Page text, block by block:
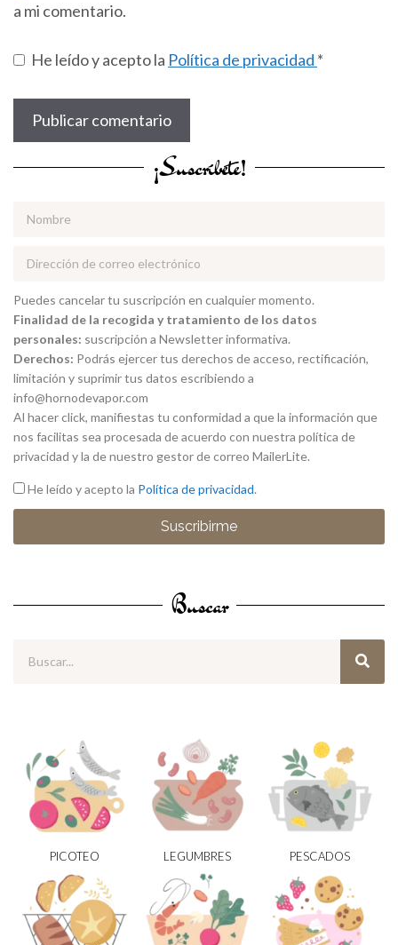
a mi comentario.
He leído y acepto la Política de privacidad *
¡Suscríbete!
Puedes cancelar tu suscripción en cualquier momento.
Finalidad de la recogida y tratamiento de los datos
personales: suscripción a Newsletter informativa.
Derechos: Podrás ejercer tus derechos de acceso, rectificación,
limitación y suprimir tus datos escribiendo a
info@hornodevapor.com
Al hacer click, manifiestas tu conformidad a que la información que
nos facilitas sea procesada de acuerdo con nuestra política de
privacidad y la de nuestro gestor de correo MailerLite.
He leído y acepto la Política de privacidad.
Suscribirme
Buscar
PICOTEO LEGUMBRES PESCADOS